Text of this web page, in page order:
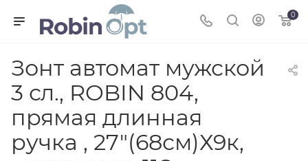
0
Зонт автомат мужской
3 сл., ROBIN 804,
прямая длинная
ручка , 27"(68см)Х9к,